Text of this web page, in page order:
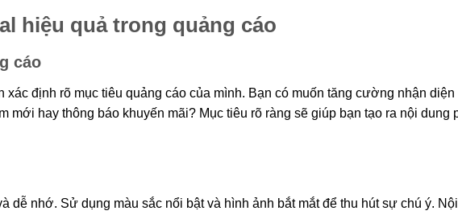
hiệu quả trong quảng cáo
cáo
xác định rõ mục tiêu quảng cáo của mình. Bạn có muốn tăng cường nhận diện
mới hay thông báo khuyến mãi? Mục tiêu rõ ràng sẽ giúp bạn tạo ra nội dung
dễ nhớ. Sử dụng màu sắc nổi bật và hình ảnh bắt mắt để thu hút sự chú ý.